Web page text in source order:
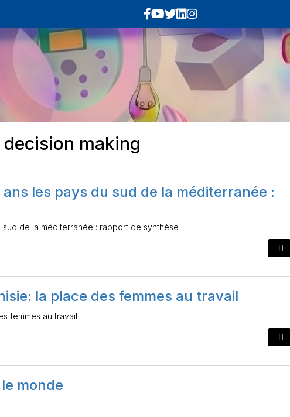
making
les pays du sud de la méditerranée :
sud de la méditerranée : rapport de synthèse
la place des femmes au travail
femmes au travail
monde